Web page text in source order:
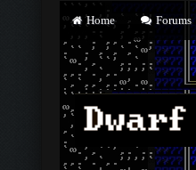
Home Forums